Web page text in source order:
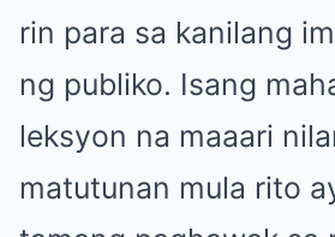
rin para sa kanilang
ng publiko. Isang
leksyon na maaari
matutunan mula rito